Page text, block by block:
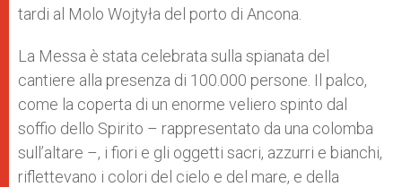
tardi al Molo Wojtyła del porto di Ancona.
La Messa è stata celebrata sulla spianata del
cantiere alla presenza di 100.000 persone. Il palco,
come la coperta di un enorme veliero spinto dal
soffio dello Spirito – rappresentato da una colomba
sull’altare –, i fiori e gli oggetti sacri, azzurri e bianchi,
riflettevano i colori del cielo e del mare, e della